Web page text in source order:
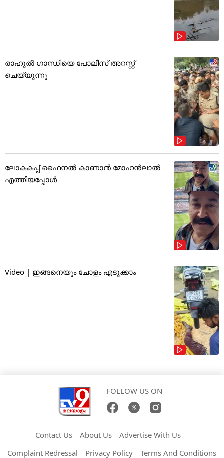
രാഹുൽ ഗാന്ധിയെ പോലീസ് അറസ്റ്റ്
ചെയ്യുന്നു
ലോകകപ്പ് ഫൈനൽ കാണാൻ മോഹൻലാൽ
എത്തിയപ്പോൾ
Video | ഇങ്ങനെയും ചോളം എടുക്കാം
FOLLOW US ON
Contact Us About Us
Advertise With Us
Complaint Redressal
Privacy Policy Terms And Conditions